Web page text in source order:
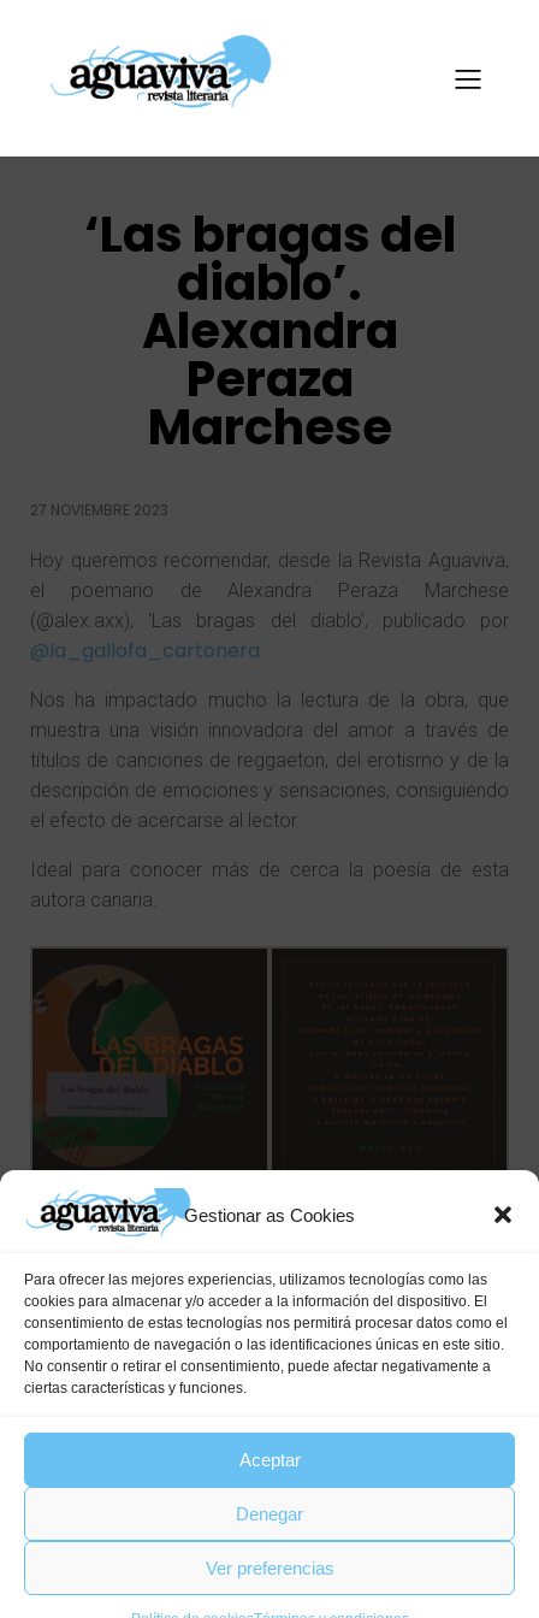
Gestionar as Cookies
Para ofrecer las mejores experiencias, utilizamos tecnologías como las
cookies para almacenar y/o acceder a la información del dispositivo. El
consentimiento de estas tecnologías nos permitirá procesar datos como el
comportamiento de navegación o las identificaciones únicas en este sitio.
No consentir o retirar el consentimiento, puede afectar negativamente a
ciertas características y funciones.
Aceptar
Denegar
Ver preferencias
‘Las bragas del
diablo’.
Alexandra
Peraza
Marchese
27 NOVIEMBRE 2023
Hoy queremos recomendar, desde la Revista Aguaviva,
el poemario de Alexandra Peraza Marchese
(@alex.axx), ‘Las bragas del diablo’, publicado por
@la_gallofa_cartonera.
Nos ha impactado mucho la lectura de la obra, que
muestra una visión innovadora del amor a través de
títulos de canciones de reggaeton, del erotismo y de la
descripción de emociones y sensaciones, consiguiendo
el efecto de acercarse al lector.
Ideal para conocer más de cerca la poesía de esta
autora canaria.
Previous Next
Comments are closed
PRIVACIDADLAS COOKIES (UE)